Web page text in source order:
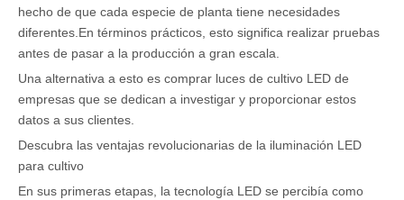
hecho de que cada especie de planta tiene necesidades
diferentes.En términos prácticos, esto significa realizar pruebas
antes de pasar a la producción a gran escala.
Una alternativa a esto es comprar luces de cultivo LED de
empresas que se dedican a investigar y proporcionar estos
datos a sus clientes.
Descubra las ventajas revolucionarias de la iluminación LED
para cultivo
En sus primeras etapas, la tecnología LED se percibía como